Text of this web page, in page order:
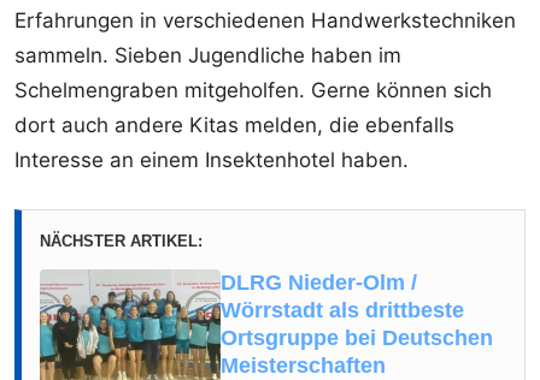
Erfahrungen in verschiedenen Handwerkstechniken
sammeln. Sieben Jugendliche haben im
Schelmengraben mitgeholfen. Gerne können sich
dort auch andere Kitas melden, die ebenfalls
Interesse an einem Insektenhotel haben.
NÄCHSTER ARTIKEL:
DLRG Nieder-Olm /
Wörrstadt als drittbeste
Ortsgruppe bei Deutschen
Meisterschaften